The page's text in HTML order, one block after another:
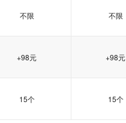
不限 不限
+98元 +98元
15个 15个